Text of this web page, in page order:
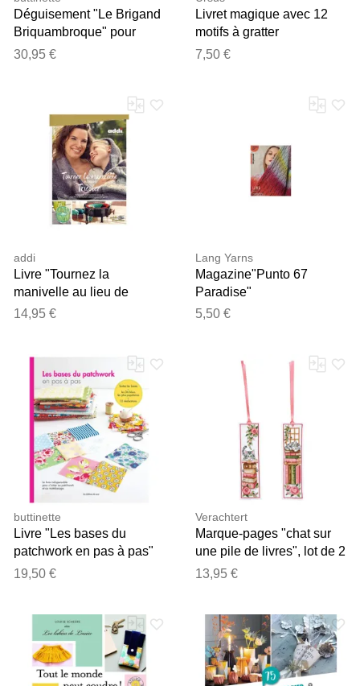
Déguisement "Le Brigand
Briquambroque" pour
enfants
30,95 €
Livret magique avec 12
motifs à gratter
"dinosaures et dragons"
7,50 €
addi
Livre "Tournez la
manivelle au lieu de
tricoter" pour le tricotin
14,95 €
Lang Yarns
Magazine"Punto 67
Paradise"
5,50 €
buttinette
Livre "Les bases du
patchwork en pas à pas"
19,50 €
Verachtert
Marque-pages "chat sur
une pile de livres", lot de 2
13,95 €